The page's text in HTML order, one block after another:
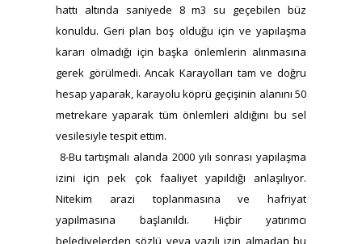
hattı altında saniyede 8 m3 su geçebilen büz
konuldu. Geri plan boş olduğu için ve yapılaşma
kararı olmadığı için başka önlemlerin alınmasına
gerek görülmedi. Ancak Karayolları tam ve doğru
hesap yaparak, karayolu köprü geçişinin alanını 50
metrekare yaparak tüm önlemleri aldığını bu sel
vesilesiyle tespit ettim.
8-Bu tartışmalı alanda 2000 yılı sonrası yapılaşma
izini için pek çok faaliyet yapıldığı anlaşılıyor.
Nitekim arazi toplanmasına ve hafriyat
yapılmasına başlanıldı. Hiçbir yatırımcı